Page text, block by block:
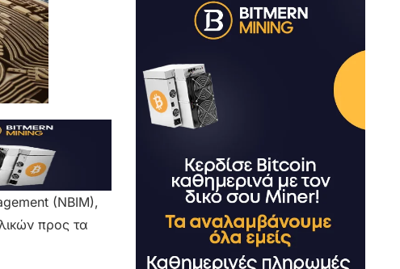
(NBIM),
προς τα